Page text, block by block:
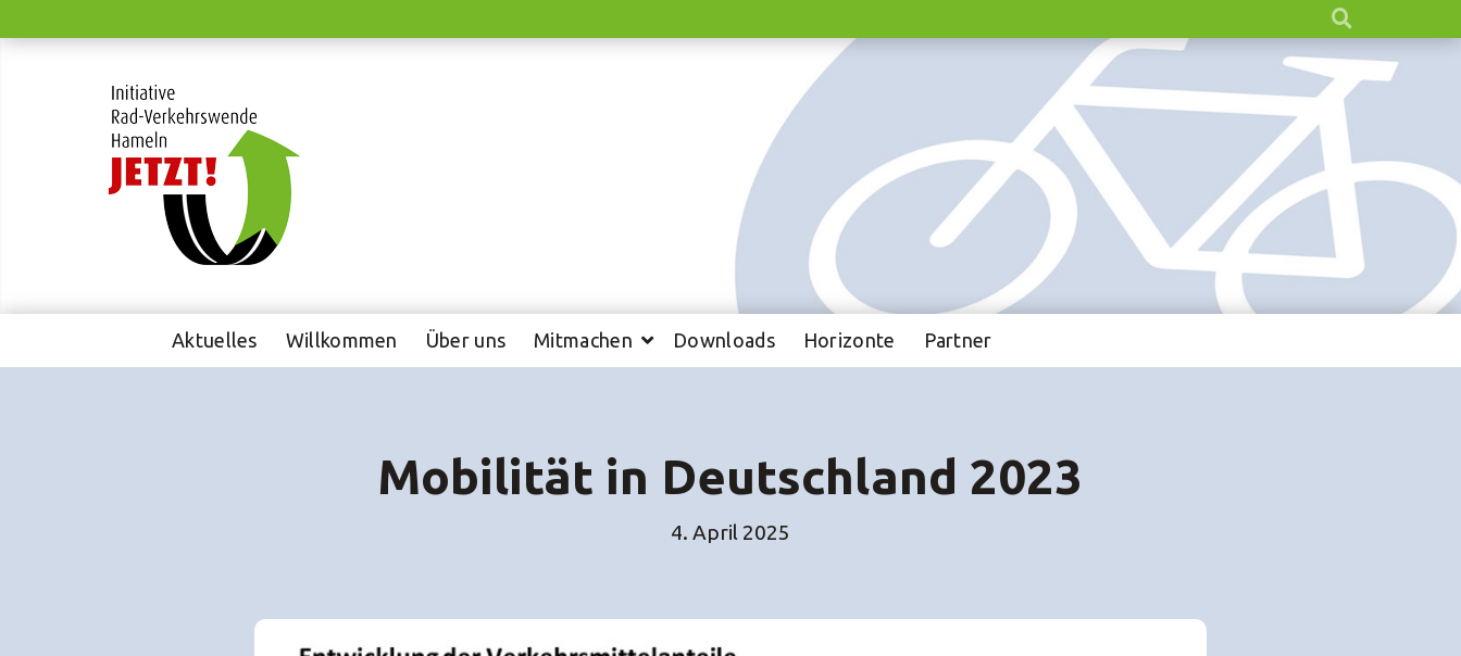
zum
Aktuelles Willkommen Über uns Mitmachen Downloads Horizonte Partner
Mobilität in Deutschland 2023
4. April 2025